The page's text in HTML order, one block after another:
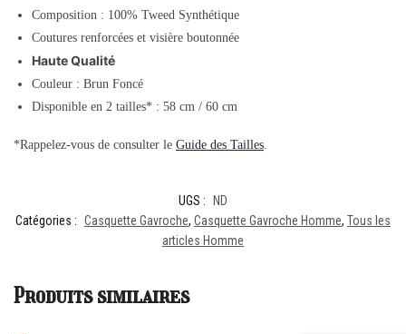
Composition : 100% Tweed Synthétique
Coutures renforcées et visière boutonnée
Haute Qualité
Couleur : Brun Foncé
Disponible en 2 tailles* : 58 cm / 60 cm
*Rappelez-vous de consulter le Guide des Tailles
UGS :
ND
Catégories : Casquette Gavroche, Casquette Gavroche Homme, Tous les
articles Homme
Produits similaires